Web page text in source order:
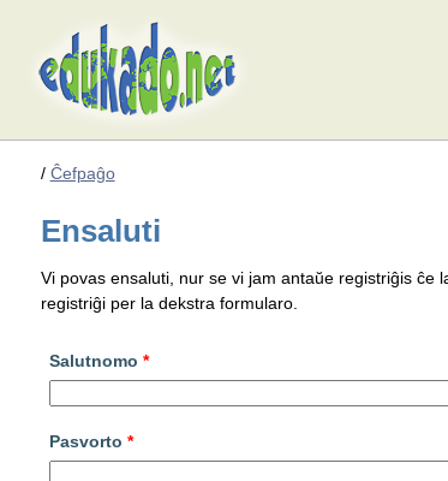
/ Ĉefpaĝo
Ensaluti
Vi povas ensaluti, nur se vi jam antaŭe registriĝis ĉe
registriĝi per la dekstra formularo.
Salutnomo *
Pasvorto *